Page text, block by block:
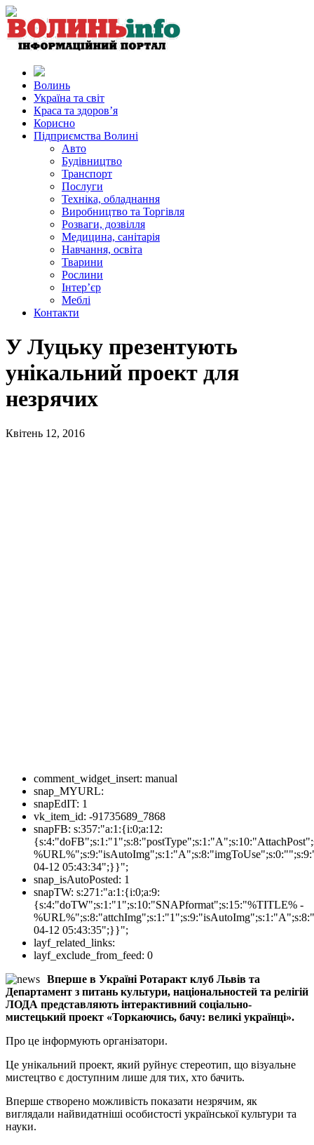
Волинь
Україна та світ
Краса та здоров’я
Корисно
Підприємства Волині
Авто
Будівництво
Транспорт
Послуги
Техніка, обладнання
Виробництво та Торгівля
Розваги, дозвілля
Медицина, санітарія
Навчання, освіта
Тварини
Рослини
Інтер’єр
Меблі
Контакти
У Луцьку презентують
унікальний проект для
незрячих
Квітень 12, 2016
comment_widget_insert: manual
snap_MYURL:
snapEdIT: 1
vk_item_id: -91735689_7868
snapFB: s:357:"a:1:{i:0;a:12:
04-12 05:43:34";}}";
snap_isAutoPosted: 1
snapTW: s:271:"a:1:{i:0;a:9:
{s:4:"doTW";s:1:"1";s:10:"SNAPformat";s:15:"%TITLE% -
04-12 05:43:35";}}";
layf_related_links:
layf_exclude_from_feed: 0
Вперше в Україні Ротаракт клуб Львів та
Департамент з питань культури, національностей та релігій
ЛОДА представляють інтерактивний соціально-
мистецький проект «Торкаючись, бачу: великі українці».
Про це інформують організатори.
Це унікальний проект, який руйнує стереотип, що візуальне
мистецтво є доступним лише для тих, хто бачить.
Вперше створено можливість показати незрячим, як
виглядали найвидатніші особистості української культури та
науки.